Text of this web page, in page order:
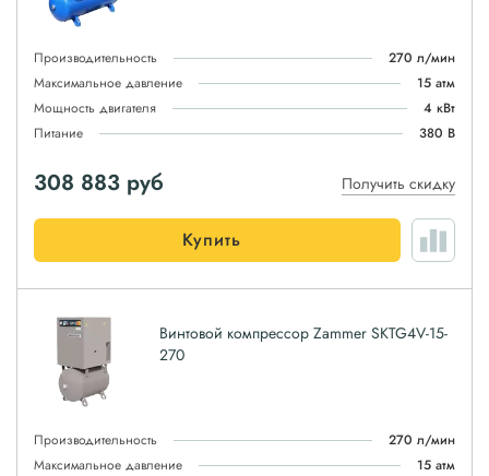
Производительность
270 л/мин
Максимальное давление
15 атм
Мощность двигателя
4 кВт
Питание
380 В
308 883 руб Получить скидку
Купить
Винтовой компрессор Zammer SKTG4V-15-
270
Производительность
270 л/мин
Максимальное давление
15 атм